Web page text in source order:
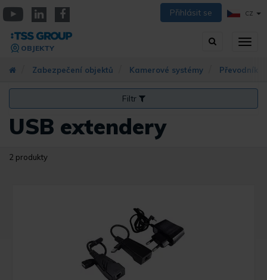
Přejít
k
hlavnímu
obsahu
Přihlásit se CZ
Vyhledávání
OBJEKTY
Zabezpečení objektů Kamerové systémy Převodníky
Filtr
USB extendery
2 produkty